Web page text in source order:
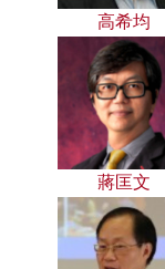
高希均
蔣匡文